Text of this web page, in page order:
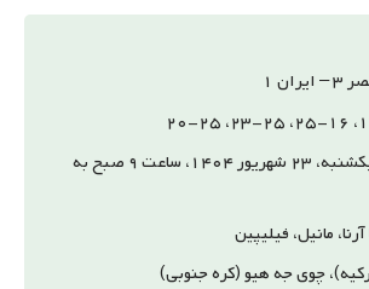
۱
تاریخ و زمان : یکشنبه، ۲۳ شهریور ۱۴۰۴، ساعت ۹ صبح به
مانیل، فیلیپین
چوی جه هیو (کره جنوبی)